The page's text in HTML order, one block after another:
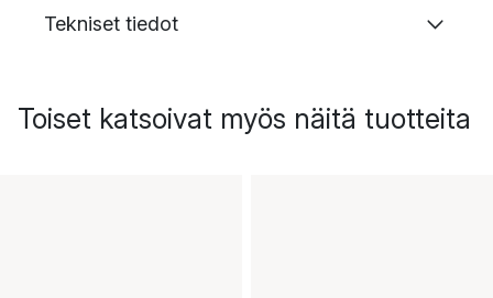
Tekniset tiedot
Toiset katsoivat myös näitä tuotteita